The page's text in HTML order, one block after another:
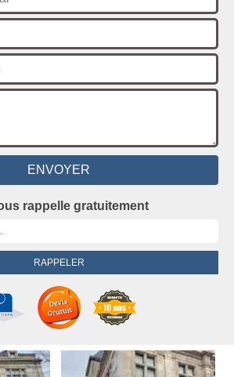
rappelle gratuitement